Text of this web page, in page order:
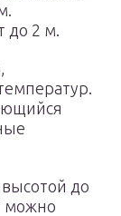
до 2 м.
до
можно